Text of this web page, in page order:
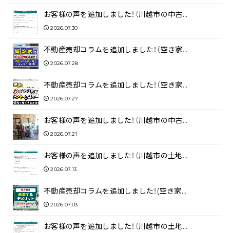
お客様の声を追加しました！（川越市の中古…
2026.07.30
不動産売却コラムを追加しました！（空き家…
2026.07.28
不動産売却コラムを追加しました！（空き家…
2026.07.27
お客様の声を追加しました！（川越市の中古…
2026.07.21
お客様の声を追加しました！（川越市の土地…
2026.07.13
不動産売却コラムを追加しました！(空き家…
2026.07.03
お客様の声を追加しました！（川越市の土地…